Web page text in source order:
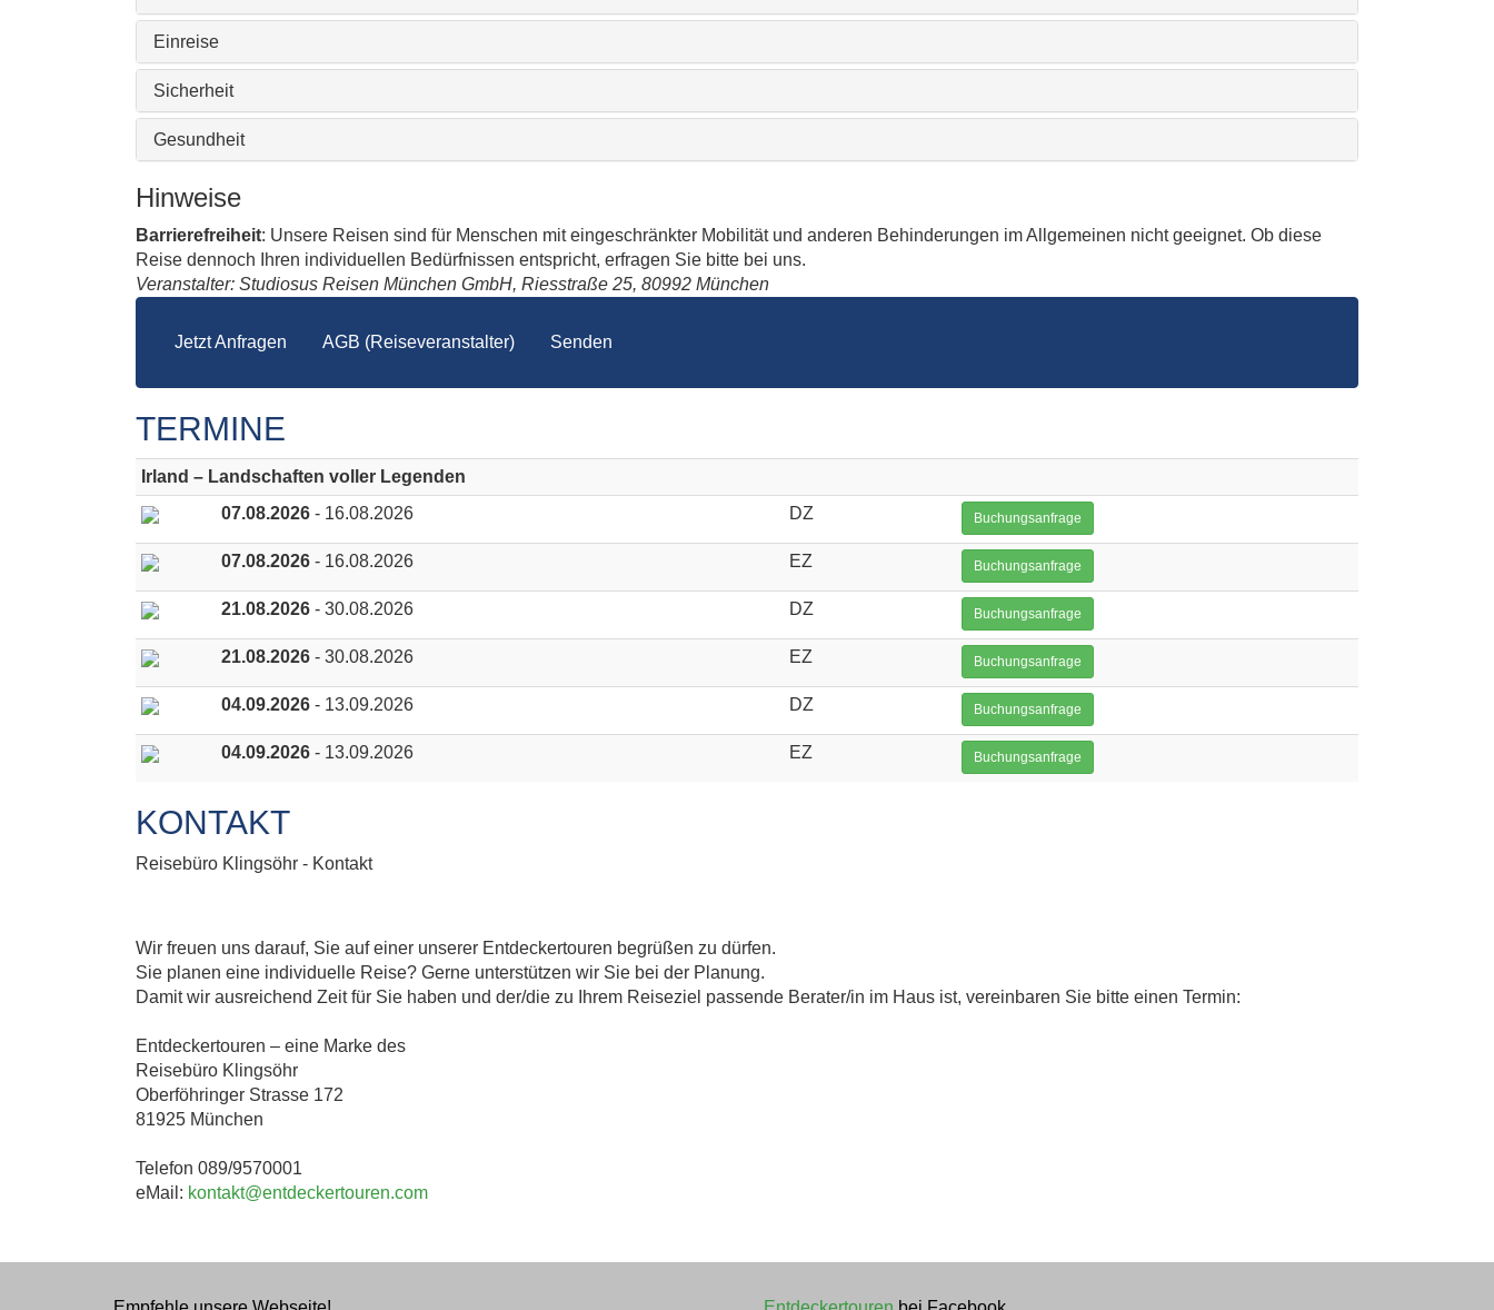
Einreise
Sicherheit
Gesundheit
Hinweise
Barrierefreiheit: Unsere Reisen sind für Menschen mit eingeschränkter Mobilität und anderen Behinderungen im Allgemeinen nicht geeignet. Ob diese
Reise dennoch Ihren individuellen Bedürfnissen entspricht, erfragen Sie bitte bei uns.
Veranstalter: Studiosus Reisen München GmbH, Riesstraße 25, 80992 München
Jetzt Anfragen AGB (Reiseveranstalter) Senden
TERMINE
Irland – Landschaften voller Legenden
07.08.2026 - 16.08.2026 DZ Buchungsanfrage
07.08.2026 - 16.08.2026 EZ Buchungsanfrage
21.08.2026 - 30.08.2026 DZ Buchungsanfrage
21.08.2026 - 30.08.2026 EZ Buchungsanfrage
04.09.2026 - 13.09.2026 DZ Buchungsanfrage
04.09.2026 - 13.09.2026 EZ Buchungsanfrage
KONTAKT
Reisebüro Klingsöhr - Kontakt
Wir freuen uns darauf, Sie auf einer unserer Entdeckertouren begrüßen zu dürfen.
Sie planen eine individuelle Reise? Gerne unterstützen wir Sie bei der Planung.
Damit wir ausreichend Zeit für Sie haben und der/die zu Ihrem Reiseziel passende Berater/in im Haus ist, vereinbaren Sie bitte einen Termin:
Entdeckertouren – eine Marke des
Reisebüro Klingsöhr
Oberföhringer Strasse 172
81925 München
Telefon 089/9570001
eMail: kontakt@entdeckertouren.com